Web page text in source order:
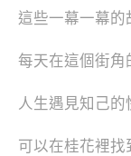
這些一幕一幕的
每天在這個街角
人生遇見知己的
可以在桂花裡找